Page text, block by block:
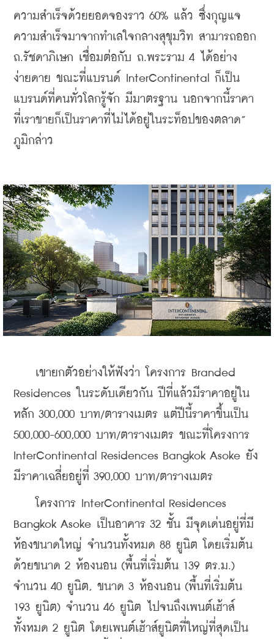
ความสำเร็จด้วยยอดจองราว 60% แล้ว ซึ่งกุญแจ
ความสำเร็จมาจากทำเลใจกลางสุขุมวิท สามารถออก
ถ.รัชดาภิเษก เชื่อมต่อกับ ถ.พระราม 4 ได้อย่าง
ง่ายดาย ขณะที่แบรนด์ InterContinental ก็เป็น
แบรนด์ที่คนทั่วโลกรู้จัก มีมาตรฐาน นอกจากนี้ราคา
ที่เราขายก็เป็นราคาที่ไม่ได้อยู่ในระท็อปของตลาด”
ภูมิกล่าว
เขายกตัวอย่างให้ฟังว่า โครงการ Branded
Residences ในระดับเดียวกัน ปีที่แล้วมีราคาอยู่ใน
หลัก 300,000 บาท/ตารางเมตร แต่ปีนี้ราคาขึ้นเป็น
500,000-600,000 บาท/ตารางเมตร ขณะที่โครงการ
InterContinental Residences Bangkok Asoke ยัง
มีราคาเฉลี่ยอยู่ที่ 390,000 บาท/ตารางเมตร
โครงการ InterContinental Residences
Bangkok Asoke เป็นอาคาร 32 ชั้น มีจุดเด่นอยู่ที่มี
ห้องขนาดใหญ่ จำนวนทั้งหมด 88 ยูนิต โดยเริ่มต้น
ด้วยขนาด 2 ห้องนอน (พื้นที่เริ่มต้น 139 ตร.ม.)
จำนวน 40 ยูนิต, ขนาด 3 ห้องนอน (พื้นที่เริ่มต้น
193 ยูนิต) จำนวน 46 ยูนิต ไปจนถึงเพนต์เฮ้าส์
ทั้งหมด 2 ยูนิต โดยเพนต์เฮ้าส์ยูนิตที่ใหญ่ที่สุดเป็น